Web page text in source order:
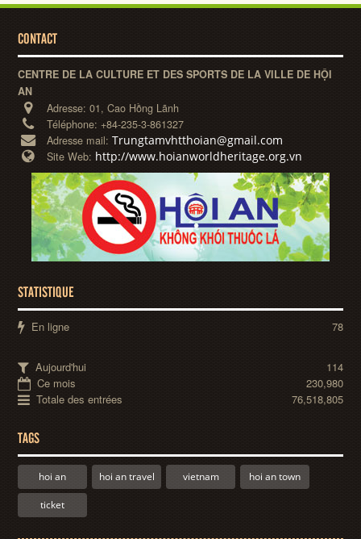
CONTACT
CENTRE DE LA CULTURE ET DES SPORTS DE LA VILLE DE HỘI
AN
Adresse:01, Cao Hồng Lãnh
Téléphone:+84-235-3-861327
Adresse mail:Trungtamvhtthoian@gmail.com
Site Web: http://www.hoianworldheritage.org.vn
STATISTIQUE
En ligne 78
Aujourd'hui
114
Ce mois
230,980
Totale des entrées
76,518,805
TAGS
hoi an hoi an travel vietnam hoi an town
ticket